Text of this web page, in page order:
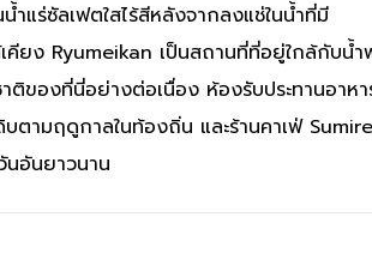
แร่ซัลเฟตใสไร้สีหลังจากลงแช่ในน้ำที่มี
ยง Ryumeikan เป็นสถานที่ที่อยู่ใกล้กับน้ำ
ของที่นี่อย่างต่อเนื่อง ห้องรับประทานอาหา
ามฤดูกาลในท้องถิ่น และร้านคาเฟ่
นอันยาวนาน